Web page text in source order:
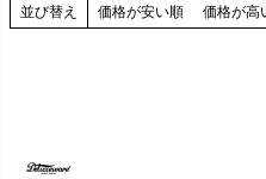
並び替え 価格が安い順 価格が高